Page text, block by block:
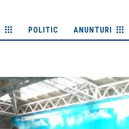
POLITIC ANUNTURI